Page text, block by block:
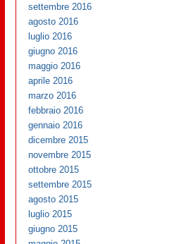
settembre 2016
agosto 2016
luglio 2016
giugno 2016
maggio 2016
aprile 2016
marzo 2016
febbraio 2016
gennaio 2016
dicembre 2015
novembre 2015
ottobre 2015
settembre 2015
agosto 2015
luglio 2015
giugno 2015